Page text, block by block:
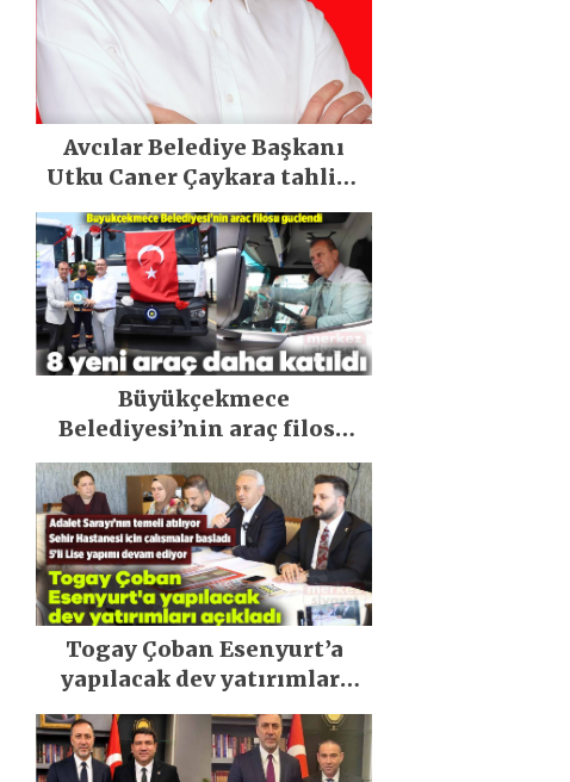
Avcılar Belediye Başkanı
Utku Caner Çaykara tahliye
edildi
Büyükçekmece
Belediyesi’nin araç filosu
güçlendi
Togay Çoban Esenyurt’a
yapılacak dev yatırımları
açıkladı